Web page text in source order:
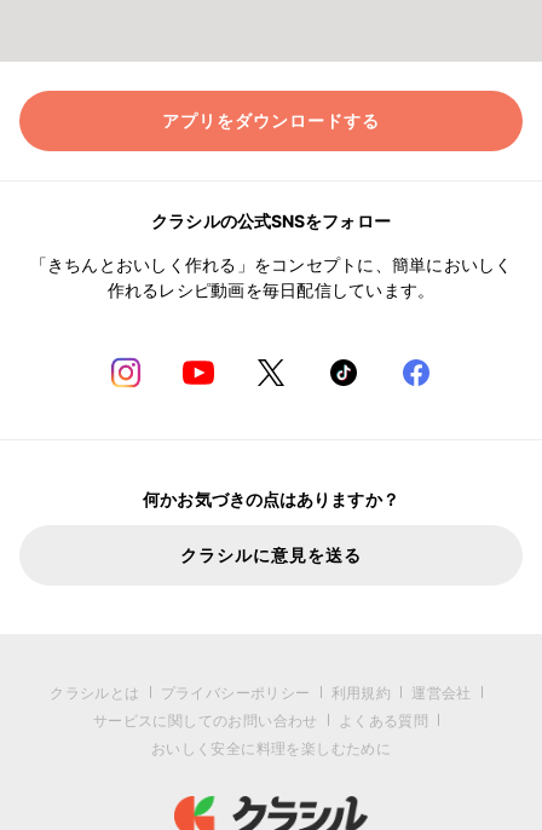
アプリをダウンロードする
クラシルの公式SNSをフォロー
「きちんとおいしく作れる」をコンセプトに、簡単においしく
作れるレシピ動画を毎日配信しています。
何かお気づきの点はありますか？
クラシルに意見を送る
クラシルとは プライバシーポリシー 利用規約
運営会社
サービスに関してのお問い合わせ
よくある質問
おいしく安全に料理を楽しむために